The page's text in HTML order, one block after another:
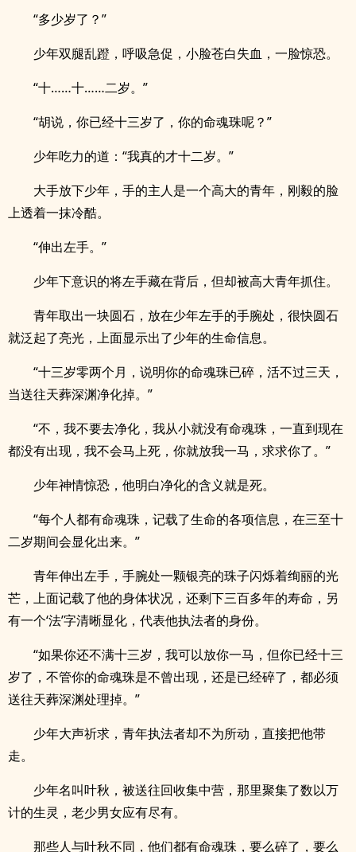
“多少岁了？”
少年双腿乱蹬，呼吸急促，小脸苍白失血，一脸惊恐。
“十……十……二岁。”
“胡说，你已经十三岁了，你的命魂珠呢？”
少年吃力的道：“我真的才十二岁。”
大手放下少年，手的主人是一个高大的青年，刚毅的脸
上透着一抹冷酷。
“伸出左手。”
少年下意识的将左手藏在背后，但却被高大青年抓住。
青年取出一块圆石，放在少年左手的手腕处，很快圆石
就泛起了亮光，上面显示出了少年的生命信息。
“十三岁零两个月，说明你的命魂珠已碎，活不过三天，
当送往天葬深渊净化掉。”
“不，我不要去净化，我从小就没有命魂珠，一直到现在
都没有出现，我不会马上死，你就放我一马，求求你了。”
少年神情惊恐，他明白净化的含义就是死。
“每个人都有命魂珠，记载了生命的各项信息，在三至十
二岁期间会显化出来。”
青年伸出左手，手腕处一颗银亮的珠子闪烁着绚丽的光
芒，上面记载了他的身体状况，还剩下三百多年的寿命，另
有一个‘法’字清晰显化，代表他执法者的身份。
“如果你还不满十三岁，我可以放你一马，但你已经十三
岁了，不管你的命魂珠是不曾出现，还是已经碎了，都必须
送往天葬深渊处理掉。”
少年大声祈求，青年执法者却不为所动，直接把他带
走。
少年名叫叶秋，被送往回收集中营，那里聚集了数以万
计的生灵，老少男女应有尽有。
那些人与叶秋不同，他们都有命魂珠，要么碎了，要么